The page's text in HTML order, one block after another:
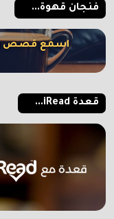
فنجان قهوة...
اسمع قصص
قعدة iRead...